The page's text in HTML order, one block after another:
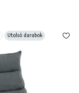
Utolsó darabok